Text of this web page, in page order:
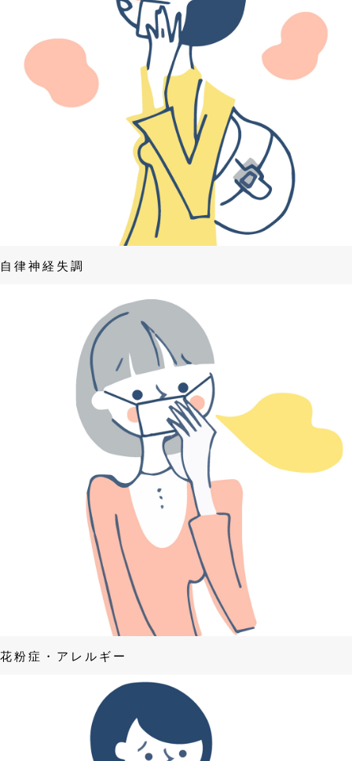
自律神経失調
花粉症・アレルギー